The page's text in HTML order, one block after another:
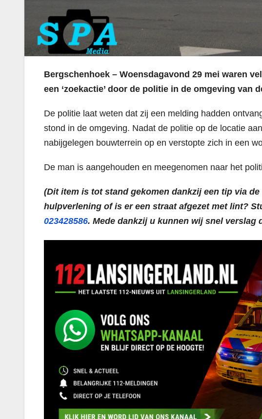
Bergschenhoek – Woensdagavond 29 mei waren
een ‘zoekactie’ door de politie in de omgeving van
De politie laat weten dat zij een melding hadden
stond in de omgeving. Nadat de politie op de locatie
nabijgelegen bouwterrein op en verstopte zich in een
De man is aangehouden en meegenomen naar het
(Dit item is tot stand gekomen dankzij een tip via
hulpverlening of is er een straat afgezet met lint?
023428586. Mede dankzij u kunnen wij snel verslag